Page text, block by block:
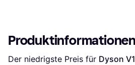
Produktinformationen
Der niedrigste Preis für Dyson